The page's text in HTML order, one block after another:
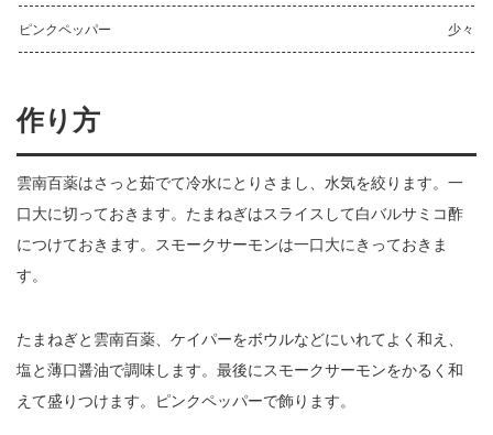
ピンクペッパー 少々
作り方
雲南百薬はさっと茹でて冷水にとりさまし、水気を絞ります。一
口大に切っておきます。たまねぎはスライスして白バルサミコ酢
につけておきます。スモークサーモンは一口大にきっておきま
す。
たまねぎと雲南百薬、ケイパーをボウルなどにいれてよく和え、
塩と薄口醤油で調味します。最後にスモークサーモンをかるく和
えて盛りつけます。ピンクペッパーで飾ります。